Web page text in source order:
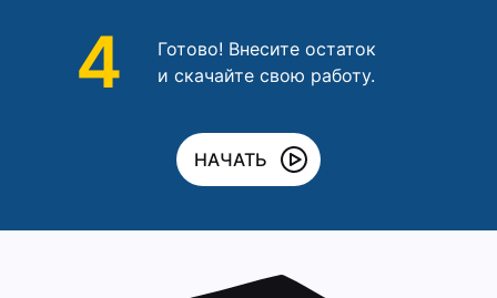
4
Готово! Внесите остаток
и скачайте свою работу.
НАЧАТЬ